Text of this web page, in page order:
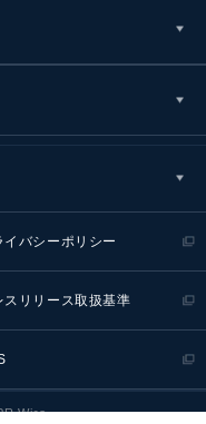
イバシーポリシー
スリリース取扱基準
Wire